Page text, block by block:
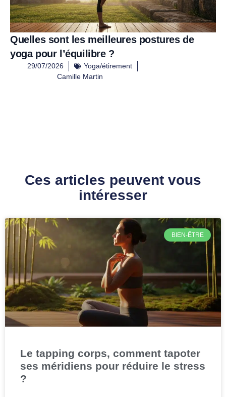
Quelles sont les meilleures postures de
yoga pour l’équilibre ?
29/07/2026
Yoga/étirement
Camille Martin
Ces articles peuvent vous
intéresser
BIEN-ÊTRE
Le tapping corps, comment tapoter
ses méridiens pour réduire le stress
?